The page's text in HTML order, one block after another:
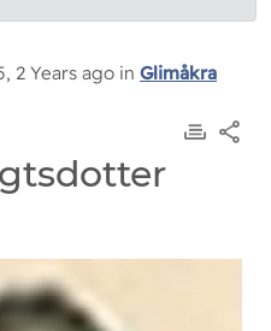
2 Years ago in Glimåkra